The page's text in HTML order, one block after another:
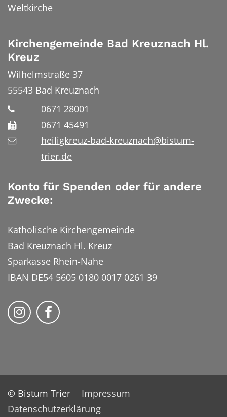
Weltkirche
Kirchengemeinde Bad Kreuznach Hl.
Kreuz
Wilhelmstraße 37
55543 Bad Kreuznach
0671 28001
0671 45491
heiligkreuz-bad-kreuznach@bistum-
trier.de
Konto für Spenden oder für andere
Zwecke:
Katholische Kirchengemeinde
Bad Kreuznach Hl. Kreuz
Sparkasse Rhein-Nahe
IBAN DE54 5605 0180 0017 0261 39
Bistum Trier auf Instragram
Bistum Trier auf Facebook
© Bistum Trier
Impressum
Datenschutzerklärung